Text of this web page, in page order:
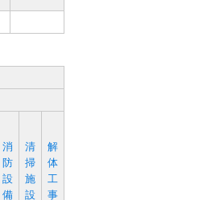
消
防
設
備
清
掃
施
設
解
体
工
事